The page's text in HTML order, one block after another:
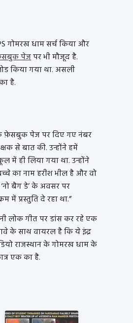
धाम सर्च किया और
पेजपर भी मौजूद है.
किया गया था. असली
है.
फ़ेसबुक पेज पर दिए गए नंबर
से बात की. उन्होंने हमें
में ही लिया गया था. उन्होंने
का नाम हरीश भील है और वो
बैग डे’ के अवसर पर
में प्रस्तुति दे रहा था.”
लोक गीत पर डांस कर रहे एक
के साथ वायरल है कि ये इंद्र
राजस्थान के गोमरख धाम के
एक का है.